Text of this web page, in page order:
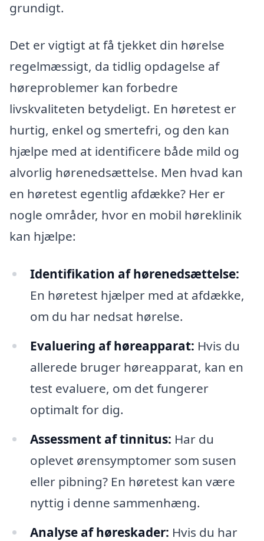
grundigt.
Det er vigtigt at få tjekket din hørelse
regelmæssigt, da tidlig opdagelse af
høreproblemer kan forbedre
livskvaliteten betydeligt. En høretest er
hurtig, enkel og smertefri, og den kan
hjælpe med at identificere både mild og
alvorlig hørenedsættelse. Men hvad kan
en høretest egentlig afdække? Her er
nogle områder, hvor en mobil høreklinik
kan hjælpe:
Identifikation af hørenedsættelse:
En høretest hjælper med at afdække,
om du har nedsat hørelse.
Evaluering af høreapparat: Hvis du
allerede bruger høreapparat, kan en
test evaluere, om det fungerer
optimalt for dig.
Assessment af tinnitus: Har du
oplevet ørensymptomer som susen
eller pibning? En høretest kan være
nyttig i denne sammenhæng.
Analyse af høreskader: Hvis du har